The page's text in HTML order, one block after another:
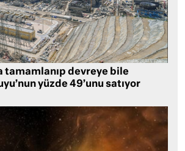
tamamlanıp devreye bile
yüzde 49’unu satıyor